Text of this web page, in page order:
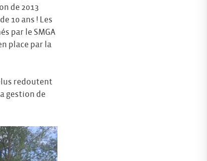
de 2013
10 ans ! Les
par le SMGA
place par la
redoutent
gestion de